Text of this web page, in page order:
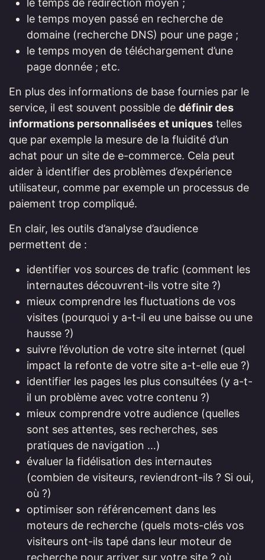
le temps de redirection moyen ;
le temps moyen passé en recherche de
domaine (recherche DNS) pour une page ;
le temps moyen de téléchargement d’une
page donnée ; etc.
En plus des informations de base fournies par le
service, il est souvent possible de définir des
informations personnalisées et uniques telles
que par exemple la mesure de la fluidité d’un
achat pour un site de e-commerce. Cela peut
aider à identifier des problèmes d’expérience
utilisateur, comme par exemple un processus de
paiement trop compliqué.
En clair, les outils d’analyse d’audience
permettent de :
identifier vos sources de trafic (comment les
internautes découvrent-ils votre site ?)
mieux comprendre les fluctuations de vos
visites (pourquoi y a-t-il eu une baisse ou une
hausse ?)
suivre l’évolution de votre site internet (quel
impact la refonte de votre site a-t-elle eue ?)
identifier les pages les plus consultées (y a-t-
il un problème avec votre contenu ?)
mieux comprendre votre audience (quelles
sont ses attentes, ses recherches, ses
pratiques de navigation …)
évaluer la fidélisation des internautes
(combien de visiteurs, reviendront-ils ? Si oui,
où ?)
optimiser son référencement dans les
moteurs de recherche (quels mots-clés vos
visiteurs ont-ils tapé dans leur moteur de
recherche pour arriver sur votre site ? où